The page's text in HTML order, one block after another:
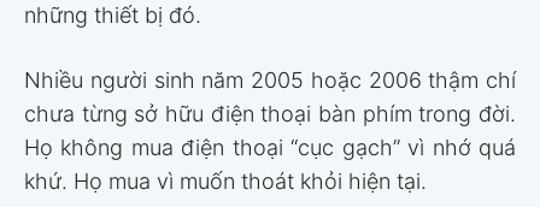
những thiết bị đó.
Nhiều người sinh năm 2005 hoặc 2006 thậm chí
chưa từng sở hữu điện thoại bàn phím trong đời.
Họ không mua điện thoại “cục gạch” vì nhớ quá
khứ. Họ mua vì muốn thoát khỏi hiện tại.